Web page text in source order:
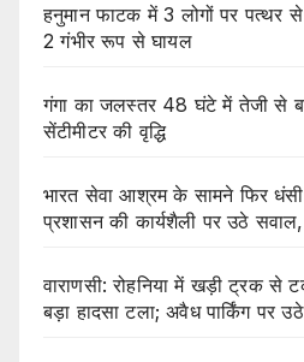
हनुमान फाटक में 3 लोगों पर पत्थर से
2 गंभीर रूप से घायल
गंगा का जलस्तर 48 घंटे में तेजी से
सेंटीमीटर की वृद्धि
भारत सेवा आश्रम के सामने फिर
प्रशासन की कार्यशैली पर उठे
वाराणसी: रोहनिया में खड़ी ट्रक से
बड़ा हादसा टला; अवैध पार्किंग पर